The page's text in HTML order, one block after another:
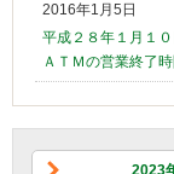
2016年1月5日
平成２８年１月１
ＡＴＭの営業終了
2023